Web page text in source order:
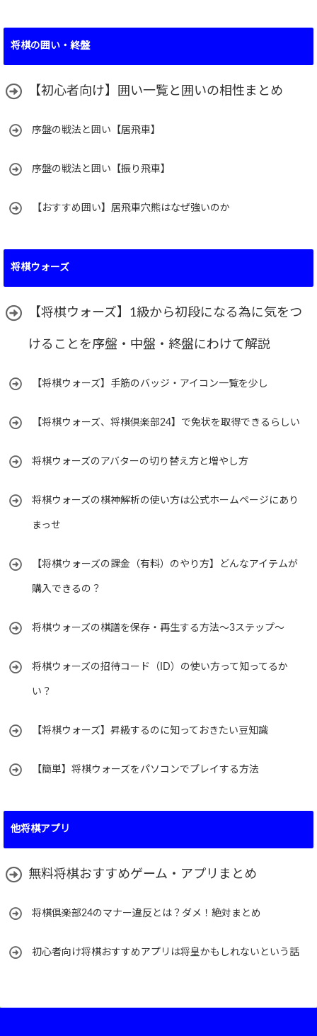
将棋の囲い・終盤
【初心者向け】囲い一覧と囲いの相性まとめ
序盤の戦法と囲い【居飛車】
序盤の戦法と囲い【振り飛車】
【おすすめ囲い】居飛車穴熊はなぜ強いのか
将棋ウォーズ
【将棋ウォーズ】1級から初段になる為に気をつ
けることを序盤・中盤・終盤にわけて解説
【将棋ウォーズ】手筋のバッジ・アイコン一覧を少し
【将棋ウォーズ、将棋倶楽部24】で免状を取得できるらしい
将棋ウォーズのアバターの切り替え方と増やし方
将棋ウォーズの棋神解析の使い方は公式ホームページにあり
まっせ
【将棋ウォーズの課金（有料）のやり方】どんなアイテムが
購入できるの？
将棋ウォーズの棋譜を保存・再生する方法～3ステップ～
将棋ウォーズの招待コード（ID）の使い方って知ってるか
い？
【将棋ウォーズ】昇級するのに知っておきたい豆知識
【簡単】将棋ウォーズをパソコンでプレイする方法
他将棋アプリ
無料将棋おすすめゲーム・アプリまとめ
将棋倶楽部24のマナー違反とは？ダメ！絶対まとめ
初心者向け将棋おすすめアプリは将皇かもしれないという話